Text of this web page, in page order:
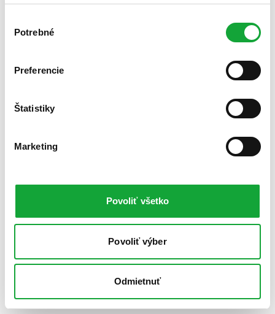
súhlasu
Potrebné
Preferencie
Štatistiky
Marketing
Povoliť všetko
Povoliť výber
Odmietnuť